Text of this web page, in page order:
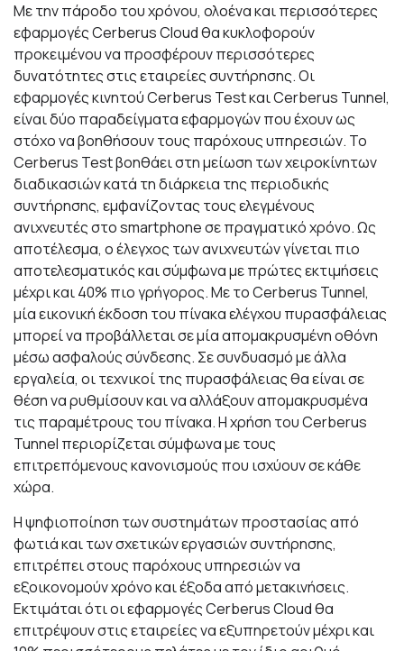
Με την πάροδο του χρόνου, ολοένα και περισσότερες
εφαρμογές Cerberus Cloud θα κυκλοφορούν
προκειμένου να προσφέρουν περισσότερες
δυνατότητες στις εταιρείες συντήρησης. Οι
εφαρμογές κινητού Cerberus Test και Cerberus Tunnel,
είναι δύο παραδείγματα εφαρμογών που έχουν ως
στόχο να βοηθήσουν τους παρόχους υπηρεσιών. Το
Cerberus Test βοηθάει στη μείωση των χειροκίνητων
διαδικασιών κατά τη διάρκεια της περιοδικής
συντήρησης, εμφανίζοντας τους ελεγμένους
ανιχνευτές στο smartphone σε πραγματικό χρόνο. Ως
αποτέλεσμα, ο έλεγχος των ανιχνευτών γίνεται πιο
αποτελεσματικός και σύμφωνα με πρώτες εκτιμήσεις
μέχρι και 40% πιο γρήγορος. Με το Cerberus Tunnel,
μία εικονική έκδοση του πίνακα ελέγχου πυρασφάλειας
μπορεί να προβάλλεται σε μία απομακρυσμένη οθόνη
μέσω ασφαλούς σύνδεσης. Σε συνδυασμό με άλλα
εργαλεία, οι τεχνικοί της πυρασφάλειας θα είναι σε
θέση να ρυθμίσουν και να αλλάξουν απομακρυσμένα
τις παραμέτρους του πίνακα. Η χρήση του Cerberus
Tunnel περιορίζεται σύμφωνα με τους
επιτρεπόμενους κανονισμούς που ισχύουν σε κάθε
χώρα.
Η ψηφιοποίηση των συστημάτων προστασίας από
φωτιά και των σχετικών εργασιών συντήρησης,
επιτρέπει στους παρόχους υπηρεσιών να
εξοικονομούν χρόνο και έξοδα από μετακινήσεις.
Εκτιμάται ότι οι εφαρμογές Cerberus Cloud θα
επιτρέψουν στις εταιρείες να εξυπηρετούν μέχρι και